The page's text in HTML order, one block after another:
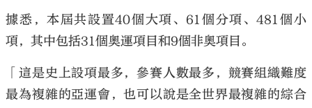
據悉，本屆共設置40個大項、61個分項、481個小
項，其中包括31個奧運項目和9個非奧項目。
「這是史上設項最多，參賽人數最多，競賽組織難度
最為複雜的亞運會，也可以說是全世界最複雜的綜合